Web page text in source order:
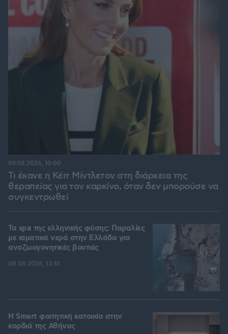
Τι έκανε η Κέιτ Μίντλετον στη διάρκεια της
θεραπείας για τον καρκίνο, όταν δεν μπορούσε να
συγκεντρωθεί
09.08.2026, 10:00
Τα spa της ελληνικής φύσης: Παραλίες
με ιαματικά νερά στην Ελλάδα για
αναζωογονητικές βουτιές
08.08.2026, 13:41
Η Smart φοιτητική κατοικία στην
καρδιά της Αθήνας